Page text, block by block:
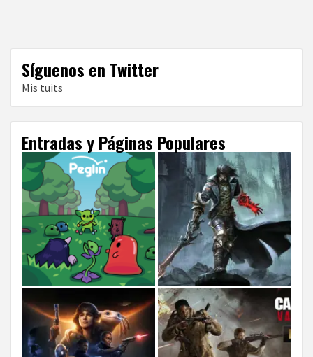
Síguenos en Twitter
Mis tuits
Entradas y Páginas Populares